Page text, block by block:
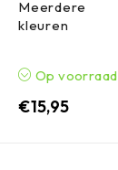
Meerdere
kleuren
Op voorraad
€15,95